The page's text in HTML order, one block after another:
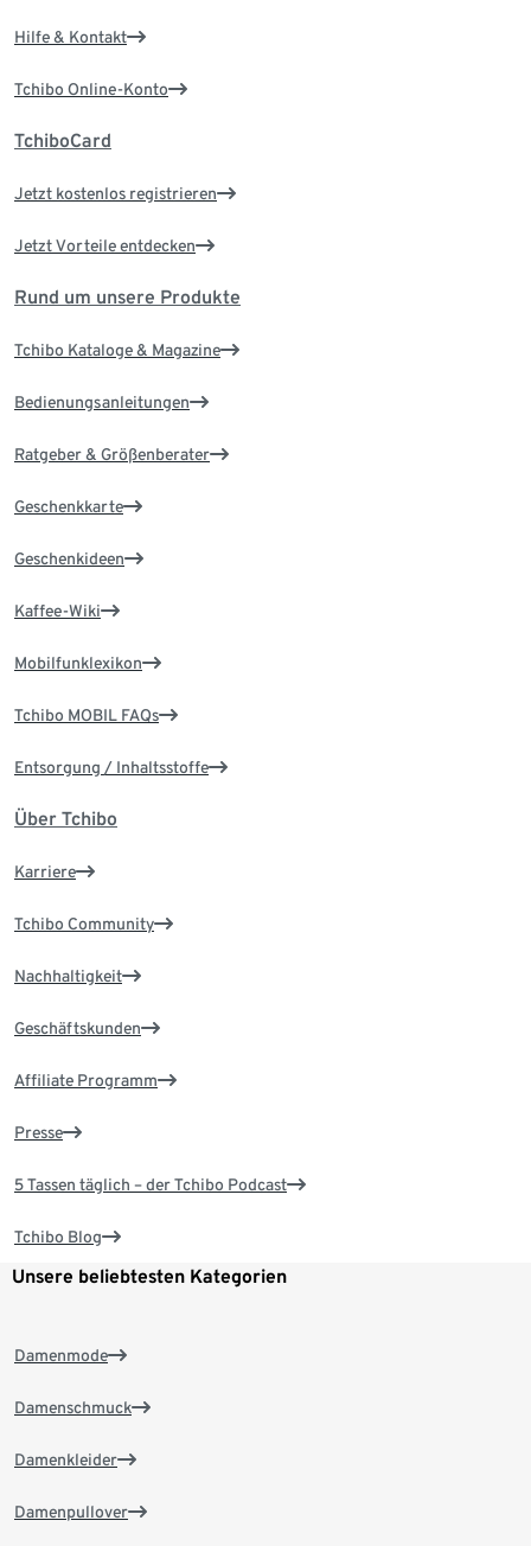
Hilfe & Kontakt
Tchibo Online-Konto
TchiboCard
Jetzt kostenlos registrieren
Jetzt Vorteile entdecken
Rund um unsere Produkte
Tchibo Kataloge & Magazine
Bedienungsanleitungen
Ratgeber & Größenberater
Geschenkkarte
Geschenkideen
Kaffee-Wiki
Mobilfunklexikon
Tchibo MOBIL FAQs
Entsorgung / Inhaltsstoffe
Über Tchibo
Karriere
Tchibo Community
Nachhaltigkeit
Geschäftskunden
Affiliate Programm
Presse
5 Tassen täglich – der Tchibo Podcast
Tchibo Blog
Unsere beliebtesten Kategorien
Damenmode
Damenschmuck
Damenkleider
Damenpullover